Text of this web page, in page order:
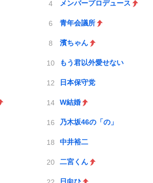
メンバープロデュース
青年会議所
濱ちゃん
もう君以外愛せない
日本保守党
W結婚
乃木坂46の「の」
中井裕二
二宮くん